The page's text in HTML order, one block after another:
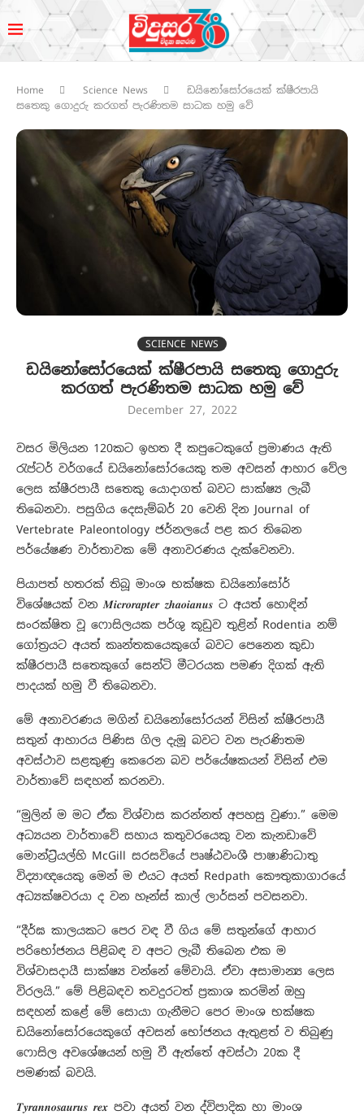
Home Science News
ඩයිනෝසෝරයෙක් ක්ෂීරපායි
සතෙකු ගොදුරු කරගත් පැරණිතම සාධක හමු වේ
SCIENCE NEWS
ඩයිනෝසෝරයෙක් ක්ෂීරපායි සතෙකු ගොදුරු
කරගත් පැරණිතම සාධක හමු වේ
December 27, 2022
වසර මිලියන 120කට ඉහත දී කපුටෙකුගේ ප්‍රමාණය ඇති
රැප්ටර් වර්ගයේ ඩයිනෝසෝරයෙකු තම අවසන් ආහාර වේල
ලෙස ක්ෂීරපායී සතෙකු යොදාගත් බවට සාක්ෂ්‍ය ලැබී
තිබෙනවා. පසුගිය දෙසැම්බර් 20 වෙනි දින Journal of
Vertebrate Paleontology ජර්නලයේ පළ කර තිබෙන
පර්යේෂණ වාර්තාවක මේ අනාවරණය දැක්වෙනවා.
පියාපත් හතරක් තිබූ මාංශ භක්ෂක ඩයිනෝසෝර්
විශේෂයක් වන 𝑴𝒊𝒄𝒓𝒐𝒓𝒂𝒑𝒕𝒆𝒓 𝒛𝒉𝒂𝒐𝒊𝒂𝒏𝒖𝒔 ට අයත් හොඳින්
සංරක්ෂිත වූ ෆොසිලයක පර්ශු කූඩුව තුළින් Rodentia නම්
ගෝත්‍රයට අයත් කෘන්තකයෙකුගේ බවට පෙනෙන කුඩා
ක්ෂීරපායී සතෙකුගේ සෙන්‍ටි මීටරයක පමණ දිගක් ඇති
පාදයක් හමු වී තිබෙනවා.
මේ අනාවරණය මගින් ඩයිනෝසෝරයන් විසින් ක්ෂීරපායී
සතුන් ආහාරය පිණිස ගිල දැමූ බවට වන පැරණිතම
අවස්ථාව සළකුණු කෙරෙන බව පර්යේෂකයන් විසින් එම
වාර්තාවේ සඳහන් කරනවා.
“මුලින් ම මට ඒක විශ්වාස කරන්නත් අපහසු වුණා.” මෙම
අධ්‍යයන වාර්තාවේ සහාය කතුවරයෙකු වන කැනඩාවේ
මොන්ට්‍රියල්හි McGill සරසවියේ පෘෂ්ඨවංශී පාෂාණිධාතු
විද්‍යාඥයෙකු මෙන් ම එයට අයත් Redpath කෞතුකාගාරයේ
අධ්‍යක්ෂවරයා ද වන හෑන්ස් කාල් ලාර්සන් පවසනවා.
“දීර්ඝ කාලයකට පෙර වඳ වී ගිය මේ සතුන්ගේ ආහාර
පරිභෝජනය පිළිබඳ ව අපට ලැබී තිබෙන එක ම
විශ්වාසදායී සාක්ෂ්‍ය වන්නේ මේවායි. ඒවා අසාමාන්‍ය ලෙස
විරලයි.” මේ පිළිබඳව තවදුරටත් ප්‍රකාශ කරමින් ඔහු
සඳහන් කළේ මේ සොයා ගැනීමට පෙර මාංශ භක්ෂක
ඩයිනෝසෝරයෙකුගේ අවසන් භෝජනය ඇතුළත් ව තිබුණු
ෆොසිල අවශේෂයන් හමු වී ඇත්තේ අවස්ථා 20ක දී
පමණක් බවයි.
𝑻𝒚𝒓𝒂𝒏𝒏𝒐𝒔𝒂𝒖𝒓𝒖𝒔 𝒓𝒆𝒙 පවා අයත් වන ද්විපාදික හා මාංශ